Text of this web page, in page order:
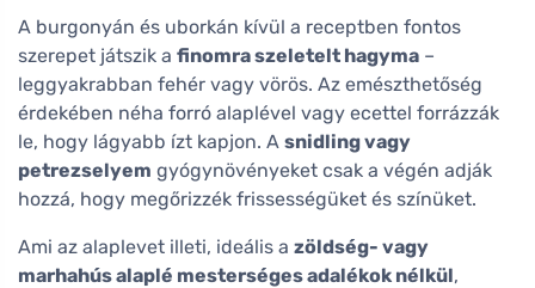
A burgonyán és uborkán kívül a receptben fontos
szerepet játszik a finomra szeletelt hagyma –
leggyakrabban fehér vagy vörös. Az emészthetőség
érdekében néha forró alaplével vagy ecettel forrázzák
le, hogy lágyabb ízt kapjon. A snidling vagy
petrezselyem gyógynövényeket csak a végén adják
hozzá, hogy megőrizzék frissességüket és színüket.
Ami az alaplevet illeti, ideális a zöldség- vagy
marhahús alaplé mesterséges adalékok nélkül,